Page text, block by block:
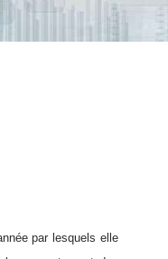
par lesquels elle